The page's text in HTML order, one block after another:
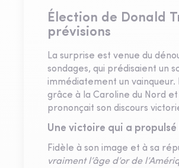
Élection de Donald
prévisions
La surprise est venue du
sondages, qui prédisaient un
immédiatement un
grâce à la Caroline du Nord
prononçait son discours
Une victoire qui a
Fidèle à son image et à sa
vraiment l’âge d’or de